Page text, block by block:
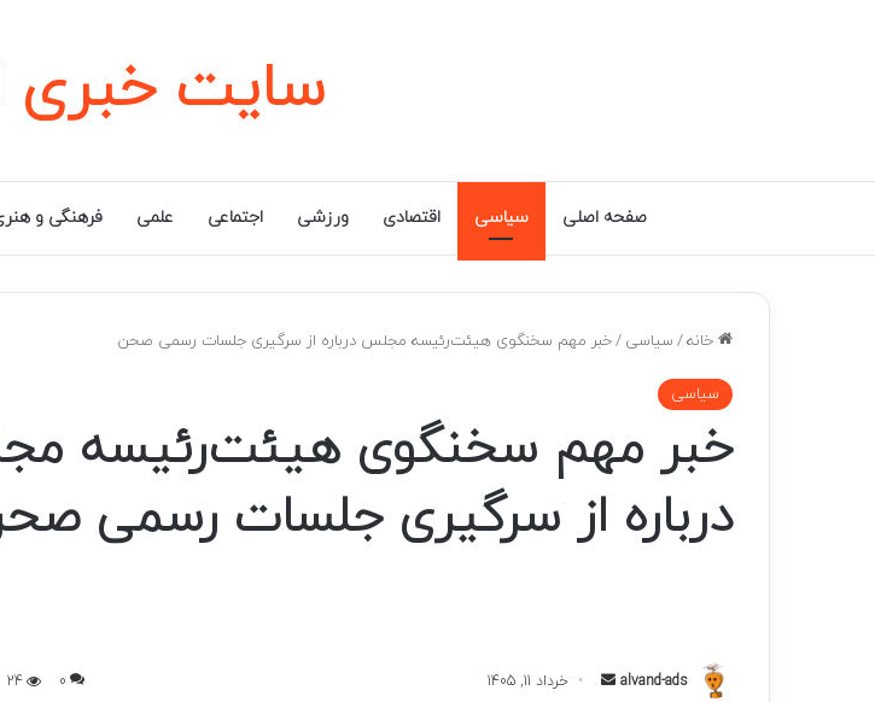
سایت خبری
صفحه اصلی سیاسی اقتصادی ورزشی اجتماعی علمی فرهنگی و
خانه/ سیاسی /خبر مهم سخنگوی هیئت‌رئیسه مجلس درباره از سرگیری جلسات رسمی صحن
سیاسی
خبر مهم سخنگوی هیئت‌رئیسه
درباره از سرگیری جلسات رسمی
alvand-ads
ارسال خرداد 11, 1405 0
24